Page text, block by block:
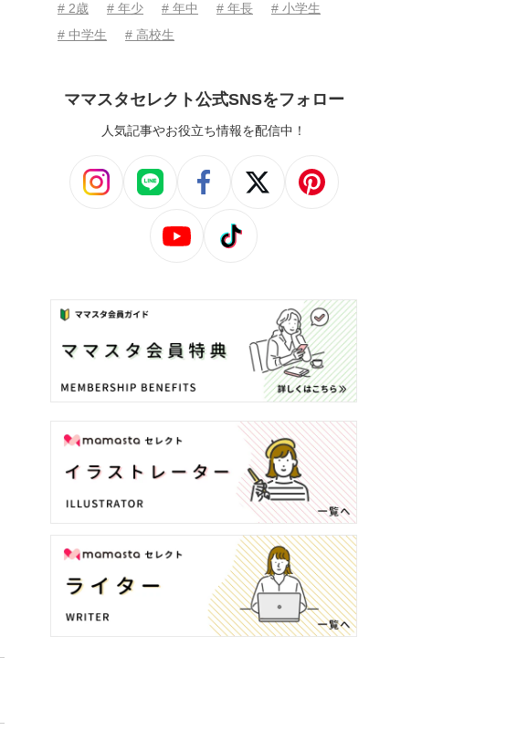
# 2歳
# 年少 # 年中 # 年長
# 小学生
# 中学生
# 高校生
ママスタセレクト公式SNSをフォロー
人気記事やお役立ち情報を配信中！